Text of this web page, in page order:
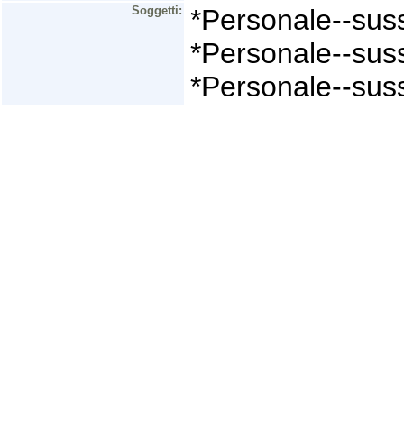
Soggetti:
*Personale--
*Personale--
*Personale--